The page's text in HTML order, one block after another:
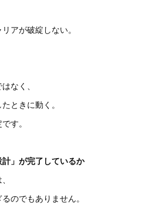
アが破綻しない。
なく、
ときに動く。
す。
」が完了しているか
のでもありません。